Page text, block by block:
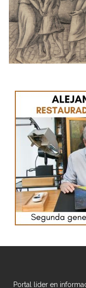
Portal líder en